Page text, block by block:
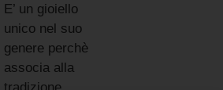
E’ un gioiello
unico nel suo
genere perchè
associa alla
tradizione